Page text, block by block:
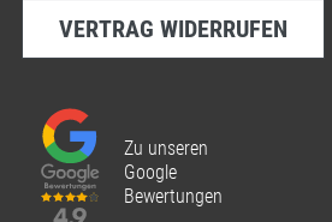
VERTRAG WIDERRUFEN
Zu unseren
Google
Bewertungen